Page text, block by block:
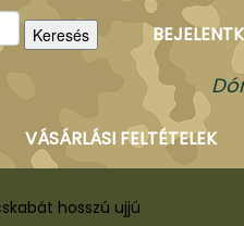
Keresés
VÁSÁRLÁSI FELTÉTELEK
hosszú ujjú